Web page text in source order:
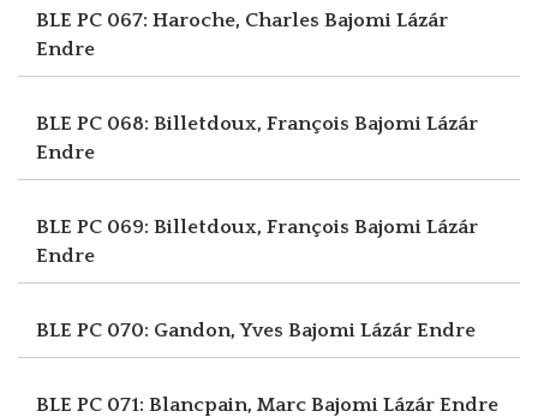
BLE PC 067: Haroche, Charles Bajomi Lázár
Endre
BLE PC 068: Billetdoux, François Bajomi Lázár
Endre
BLE PC 069: Billetdoux, François Bajomi Lázár
Endre
BLE PC 070: Gandon, Yves Bajomi Lázár Endre
BLE PC 071: Blancpain, Marc Bajomi Lázár Endre